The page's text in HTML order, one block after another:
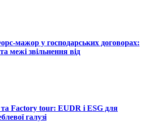
мажор у господарських договорах:
межі звільнення від
Factory tour: EUDR і ESG для
галузі